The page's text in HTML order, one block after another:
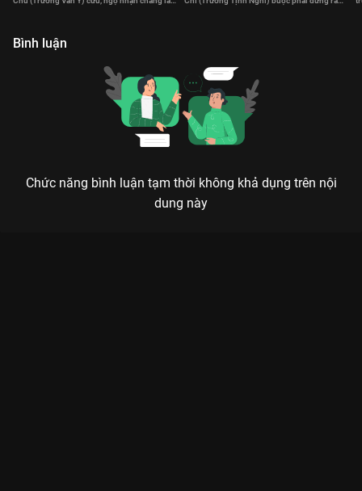
Bình luận
Chức năng bình luận tạm thời không khả dụng trên nội
dung này